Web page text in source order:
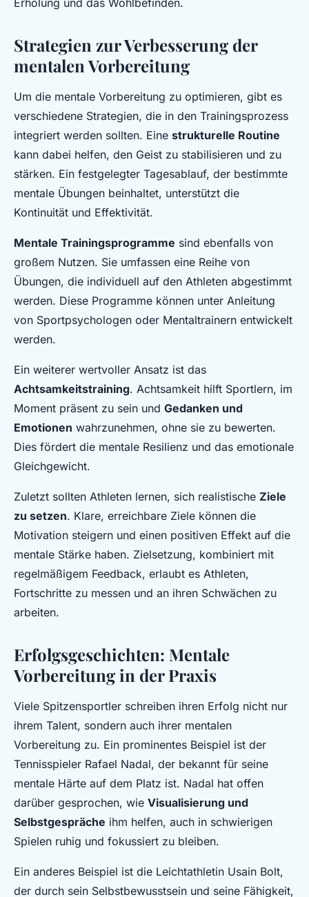
Erholung und das Wohlbefinden.
Strategien zur Verbesserung der
mentalen Vorbereitung
Um die mentale Vorbereitung zu optimieren, gibt es
verschiedene Strategien, die in den Trainingsprozess
integriert werden sollten. Eine strukturelle Routine
kann dabei helfen, den Geist zu stabilisieren und zu
stärken. Ein festgelegter Tagesablauf, der bestimmte
mentale Übungen beinhaltet, unterstützt die
Kontinuität und Effektivität.
Mentale Trainingsprogramme sind ebenfalls von
großem Nutzen. Sie umfassen eine Reihe von
Übungen, die individuell auf den Athleten abgestimmt
werden. Diese Programme können unter Anleitung
von Sportpsychologen oder Mentaltrainern entwickelt
werden.
Ein weiterer wertvoller Ansatz ist das
Achtsamkeitstraining. Achtsamkeit hilft Sportlern, im
Moment präsent zu sein und Gedanken und
Emotionen wahrzunehmen, ohne sie zu bewerten.
Dies fördert die mentale Resilienz und das emotionale
Gleichgewicht.
Zuletzt sollten Athleten lernen, sich realistische Ziele
zu setzen. Klare, erreichbare Ziele können die
Motivation steigern und einen positiven Effekt auf die
mentale Stärke haben. Zielsetzung, kombiniert mit
regelmäßigem Feedback, erlaubt es Athleten,
Fortschritte zu messen und an ihren Schwächen zu
arbeiten.
Erfolgsgeschichten: Mentale
Vorbereitung in der Praxis
Viele Spitzensportler schreiben ihren Erfolg nicht nur
ihrem Talent, sondern auch ihrer mentalen
Vorbereitung zu. Ein prominentes Beispiel ist der
Tennisspieler Rafael Nadal, der bekannt für seine
mentale Härte auf dem Platz ist. Nadal hat offen
darüber gesprochen, wie Visualisierung und
Selbstgespräche ihm helfen, auch in schwierigen
Spielen ruhig und fokussiert zu bleiben.
Ein anderes Beispiel ist die Leichtathletin Usain Bolt,
der durch sein Selbstbewusstsein und seine Fähigkeit,